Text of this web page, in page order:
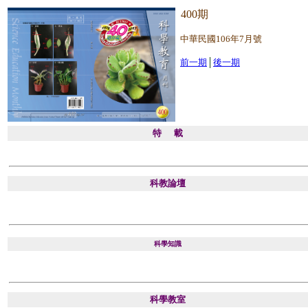
400期
中華民國106年7月號
前一期 後一期
特 載
科教論壇
科學知識
科學教室